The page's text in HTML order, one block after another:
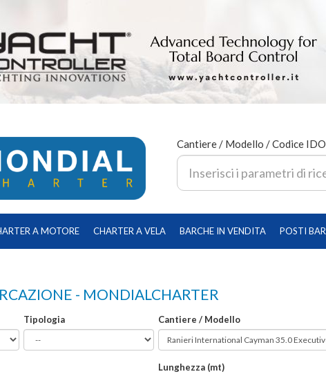
Cantiere / Modello / Codice IDO
A MOTORE CHARTER A VELA BARCHE IN VENDITA POSTI
- MONDIALCHARTER
Tipologia Cantiere / Modello
Lunghezza (mt)